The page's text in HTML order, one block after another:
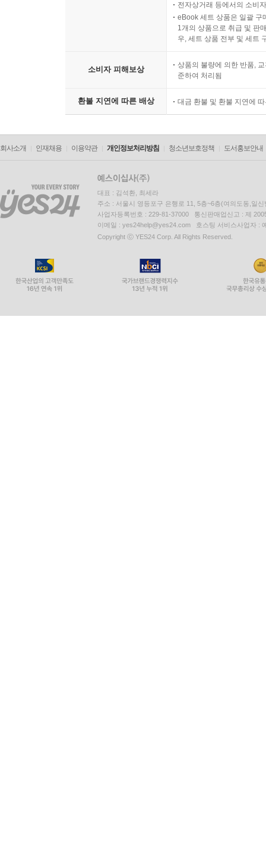
전자상거래 등에서의 소비
eBook 세트 상품은 일괄 구
1개의 상품으로 취급 및 판
우, 세트 상품 전부 및 세트
소비자 피해보상
상품의 불량에 의한 반품,
준하여 처리됨
환불 지연에 따른 배상 대금 환불 및 환불 지연에
회사소개 인재채용 이용약관 개인정보처리방침 청소년보호정책 도서홍보안내
대표 : 김석환, 최세라
주소 : 서울시 영등포구 은행로 11, 5층~6층(여의도동,일신
사업자등록번호 : 229-81-37000 통신판매업신고 : 제
이메일 : yes24help@yes24.com 호스팅 서비스사업자 :
Copyright ⓒ YES24 Corp. All Rights Reserved.